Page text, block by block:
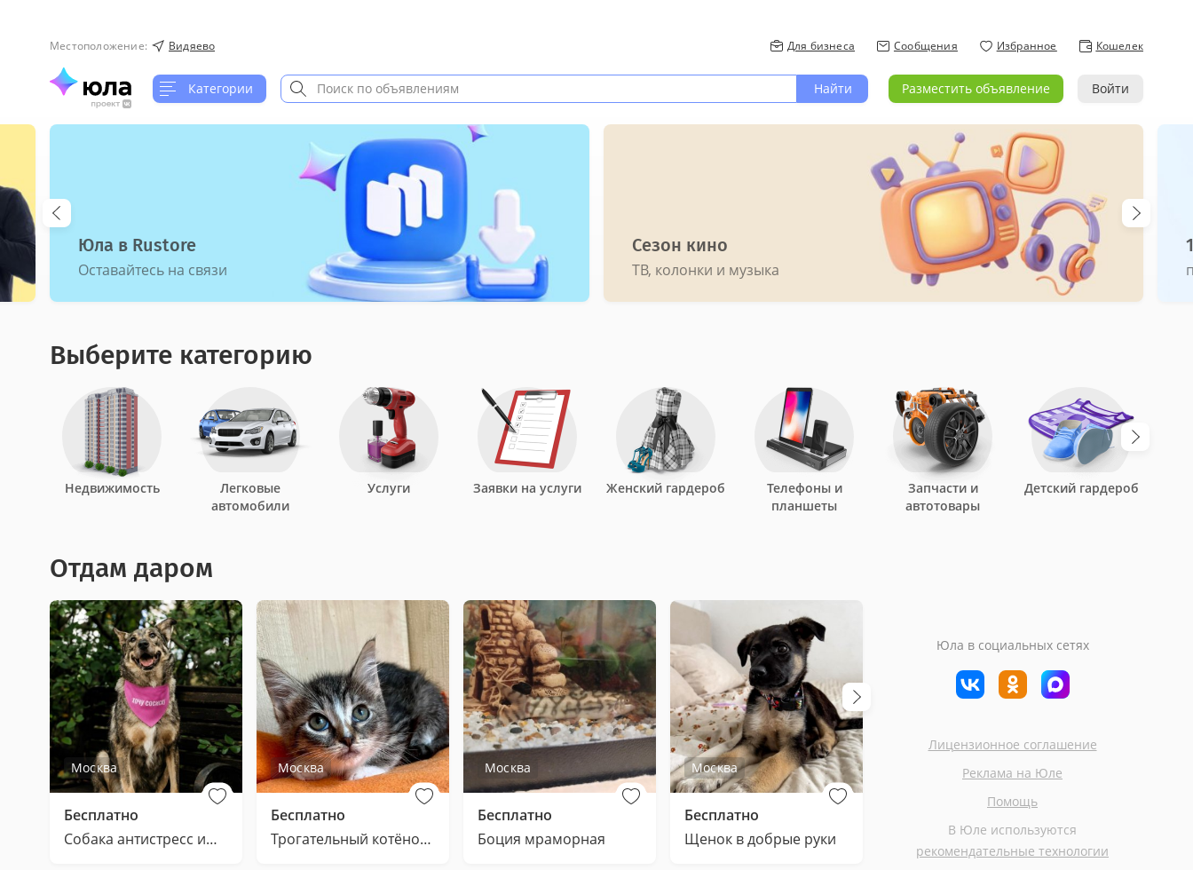
Местоположение: Видяево Для бизнеса Сообщения Избранное Кошелек
Категории Найти Разместить объявление Войти
Юла в Rustore
Оставайтесь на связи
Сезон кино
ТВ, колонки и музыка
Выберите категорию
Недвижимость
Легковые
автомобили
Услуги Заявки на услуги Женский гардероб
Телефоны и
планшеты
Запчасти и
автотовары
Детский гардероб
Отдам даром
Москва
Бесплатно
Собака антистресс ищет дом
Москва
Бесплатно
Трогательный котёнок Тося 1,5 месяца в добрые руки
Москва
Бесплатно
Боция мраморная
Москва
Бесплатно
Щенок в добрые руки
Кошка в добрые руки
Юла в социальных сетях
Лицензионное соглашение
Реклама на Юле
Помощь
В Юле используются
рекомендательные технологии